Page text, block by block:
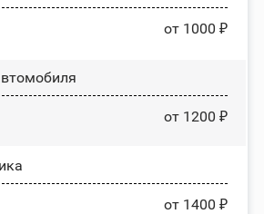
от 1000 ₽
от 1200 ₽
от 1400 ₽